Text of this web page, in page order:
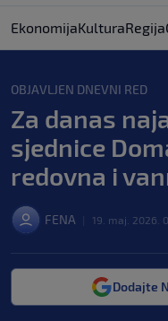
EkonomijaKulturaRegija
OBJAVLJEN DNEVNI RED
Za danas
sjednice
redovna i
FENA 19. maj. 2026.
Dodajte